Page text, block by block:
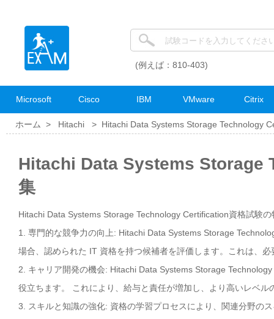
(例えば：810-403)
Microsoft Cisco IBM VMware Citrix
ホーム > Hitachi > Hitachi Data Systems Storage Technology
Hitachi Data Systems Storage
集
Hitachi Data Systems Storage Technology Certification資格試験の
1. 専門的な競争力の向上: Hitachi Data Systems Storage
場合、認められた IT 資格を持つ候補者を評価します。これは、
2. キャリア開発の機会: Hitachi Data Systems Storage
役立ちます。 これにより、給与と責任が増加し、より高いレベ
3. スキルと知識の強化: 資格の学習プロセスにより、関連分野の